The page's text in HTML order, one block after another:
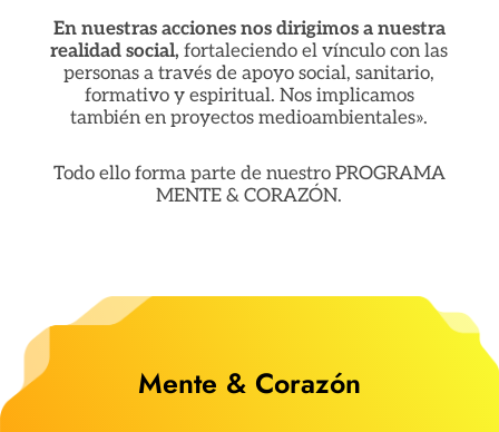
En nuestras acciones nos dirigimos a nuestra
realidad social, fortaleciendo el vínculo con las
personas a través de apoyo social, sanitario,
formativo y espiritual. Nos implicamos
también en proyectos medioambientales».
Todo ello forma parte de nuestro PROGRAMA
MENTE & CORAZÓN.
Mente & Corazón